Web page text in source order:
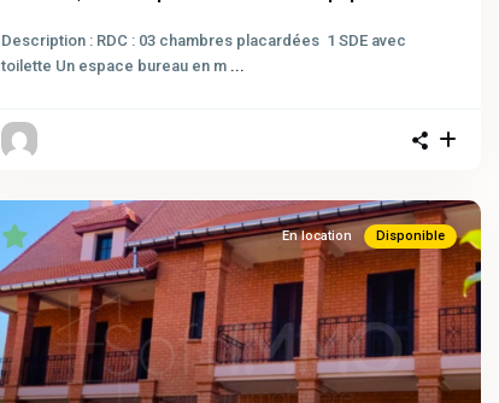
Description : RDC : 03 chambres placardées 1 SDE avec
toilette Un espace bureau en m ...
En location Disponible